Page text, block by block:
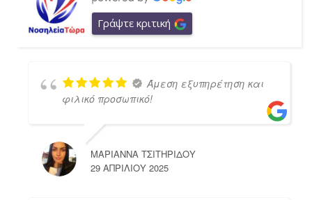
Γράψτε κριτική
Άμεση εξυπηρέτηση και
φιλικό προσωπικό!
ΜΑΡΙΑΝΝΑ ΤΣΙΤΗΡΙΔΟΥ
29 ΑΠΡΙΛΊΟΥ 2025